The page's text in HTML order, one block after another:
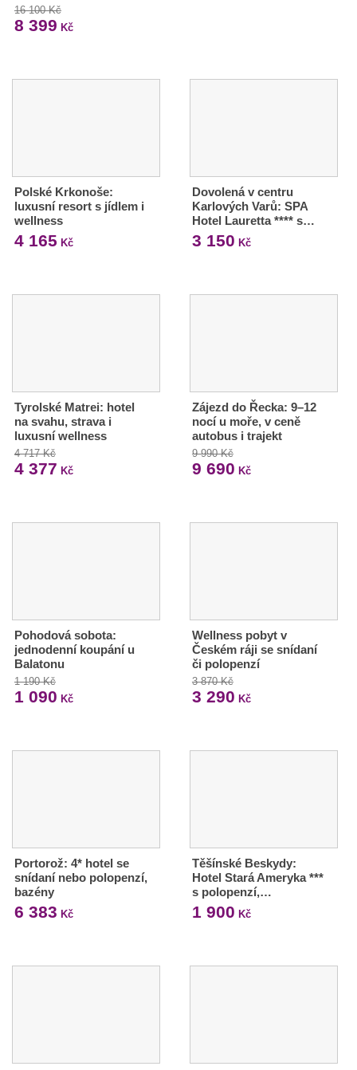
16 100 Kč
8 399 Kč
Polské Krkonoše:
luxusní resort s jídlem i
wellness
4 165 Kč
Dovolená v centru
Karlových Varů: SPA
Hotel Lauretta **** s…
3 150 Kč
Tyrolské Matrei: hotel
na svahu, strava i
luxusní wellness
4 717 Kč
4 377 Kč
Zájezd do Řecka: 9–12
nocí u moře, v ceně
autobus i trajekt
9 990 Kč
9 690 Kč
Pohodová sobota:
jednodenní koupání u
Balatonu
1 190 Kč
1 090 Kč
Wellness pobyt v
Českém ráji se snídaní
či polopenzí
3 870 Kč
3 290 Kč
Portorož: 4* hotel se
snídaní nebo polopenzí,
bazény
6 383 Kč
Těšínské Beskydy:
Hotel Stará Ameryka ***
s polopenzí,…
1 900 Kč